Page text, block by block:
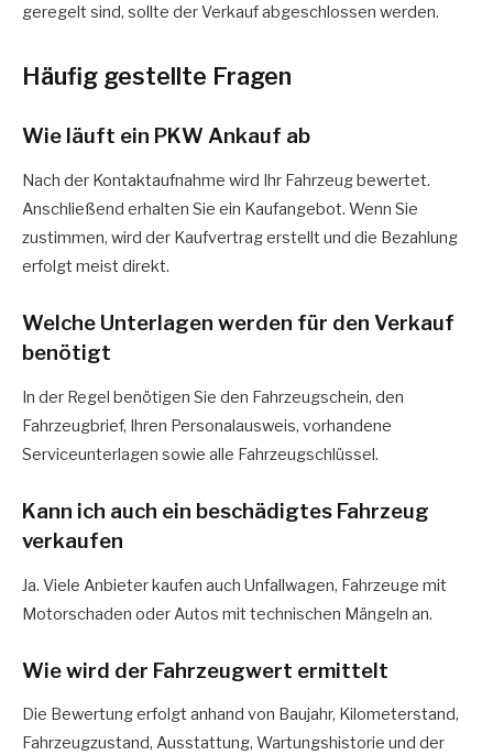
geregelt sind, sollte der Verkauf abgeschlossen werden.
Häufig gestellte Fragen
Wie läuft ein PKW Ankauf ab
Nach der Kontaktaufnahme wird Ihr Fahrzeug bewertet.
Anschließend erhalten Sie ein Kaufangebot. Wenn Sie
zustimmen, wird der Kaufvertrag erstellt und die Bezahlung
erfolgt meist direkt.
Welche Unterlagen werden für den Verkauf
benötigt
In der Regel benötigen Sie den Fahrzeugschein, den
Fahrzeugbrief, Ihren Personalausweis, vorhandene
Serviceunterlagen sowie alle Fahrzeugschlüssel.
Kann ich auch ein beschädigtes Fahrzeug
verkaufen
Ja. Viele Anbieter kaufen auch Unfallwagen, Fahrzeuge mit
Motorschaden oder Autos mit technischen Mängeln an.
Wie wird der Fahrzeugwert ermittelt
Die Bewertung erfolgt anhand von Baujahr, Kilometerstand,
Fahrzeugzustand, Ausstattung, Wartungshistorie und der